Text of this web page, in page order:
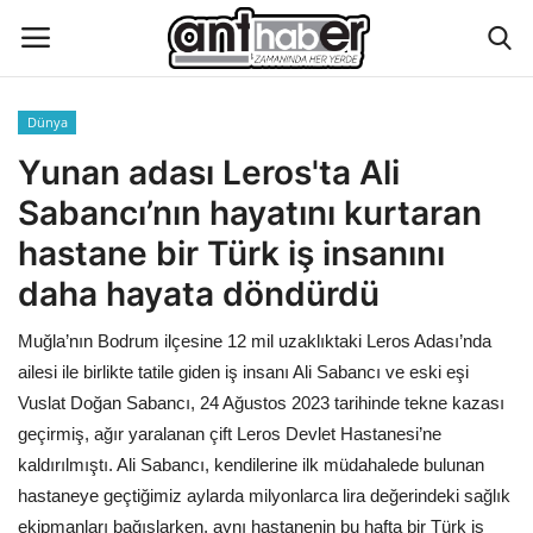
Künye
Eğitim
Aktüel Magazin
Hakkımızda
İletişim
Asayiş
Çevre
Dünya
Yunan adası Leros'ta Ali
Sabancı’nın hayatını kurtaran
hastane bir Türk iş insanını
daha hayata döndürdü
Muğla’nın Bodrum ilçesine 12 mil uzaklıktaki Leros Adası’nda
ailesi ile birlikte tatile giden iş insanı Ali Sabancı ve eski eşi
Vuslat Doğan Sabancı, 24 Ağustos 2023 tarihinde tekne kazası
geçirmiş, ağır yaralanan çift Leros Devlet Hastanesi’ne
kaldırılmıştı. Ali Sabancı, kendilerine ilk müdahalede bulunan
hastaneye geçtiğimiz aylarda milyonlarca lira değerindeki sağlık
ekipmanları bağışlarken, aynı hastanenin bu hafta bir Türk iş